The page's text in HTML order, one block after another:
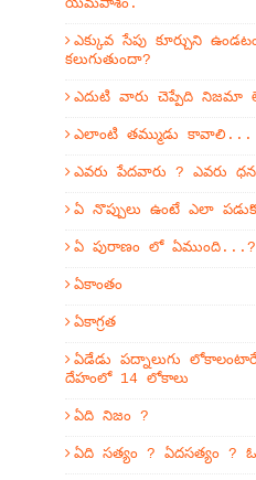
యమపాశం.
ఎక్కువ సేపు కూర్చుని
కలుగుతుందా?
ఎదుటి వారు చెప్పేది నిజమా
ఎలాంటి తమ్ముడు కావాలి...
ఎవరు పేదవారు ? ఎవరు
ఏ నొప్పులు ఉంటే ఎలా
ఏ పురాణం లో ఏముంది...?
ఏకాంతం
ఏకాగ్రత
ఏడేడు పద్నాలుగు
దేహంలో 14 లోకాలు
ఏది నిజం ?
ఏది సత్యం ? ఏదసత్యం ?